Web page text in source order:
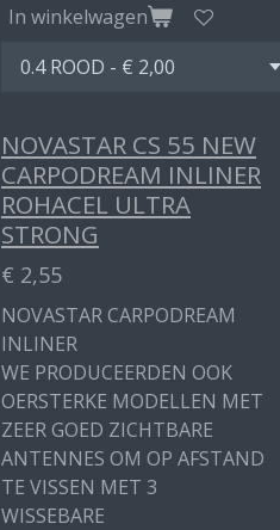
In winkelwagen
NOVASTAR CS 55 NEW
CARPODREAM INLINER
ROHACEL ULTRA
STRONG
€ 2,55
NOVASTAR CARPODREAM
INLINER
WE PRODUCEERDEN OOK
OERSTERKE MODELLEN MET
ZEER GOED ZICHTBARE
ANTENNES OM OP AFSTAND
TE VISSEN MET 3
WISSEBARE